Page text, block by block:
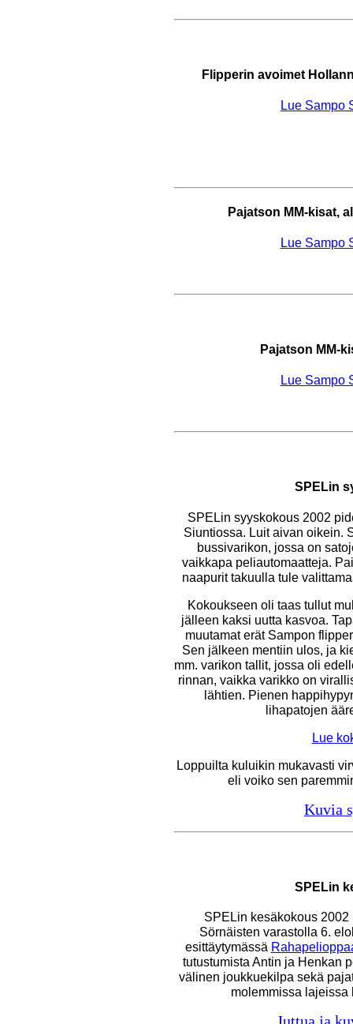
Flipperin avoimet
Lue Sampo
Pajatson MM-kisat,
Lue Sampo
Pajatson MM-
Lue Sampo
SPELin
SPELin syyskokous 2002
Siuntiossa. Luit aivan oikein.
bussivarikon, jossa on
vaikkapa peliautomaatteja.
naapurit takuulla tule
Kokoukseen oli taas tullut
jälleen kaksi uutta kasvoa.
muutamat erät Sampon
Sen jälkeen mentiin ulos, ja
mm. varikon tallit, jossa oli
rinnan, vaikka varikko on
lähtien. Pienen
lihapatojen
Lue
Loppuilta kuluikin mukavasti
eli voiko sen
Kuvia
SPELin
SPELin kesäkokous
Sörnäisten varastolla 6.
esittäytymässä
tutustumista Antin ja Henkan
välinen joukkuekilpa sekä
molemmissa